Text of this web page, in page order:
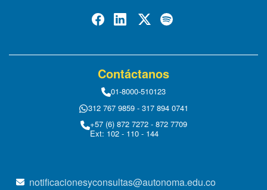
Contáctanos
01-8000-510123
312 767 9859 - 317 894 0741
+57 (6) 872 7272 - 872 7709
Ext: 102 - 110 - 144
notificacionesyconsultas@autonoma.edu.co